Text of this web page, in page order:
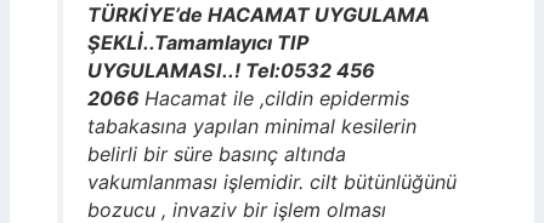
TÜRKİYE’de HACAMAT UYGULAMA
ŞEKLİ..Tamamlayıcı TIP
UYGULAMASI..! Tel:0532 456
2066 Hacamat ile ,cildin epidermis
tabakasına yapılan minimal kesilerin
belirli bir süre basınç altında
vakumlanması işlemidir. cilt bütünlüğünü
bozucu , invaziv bir işlem olması